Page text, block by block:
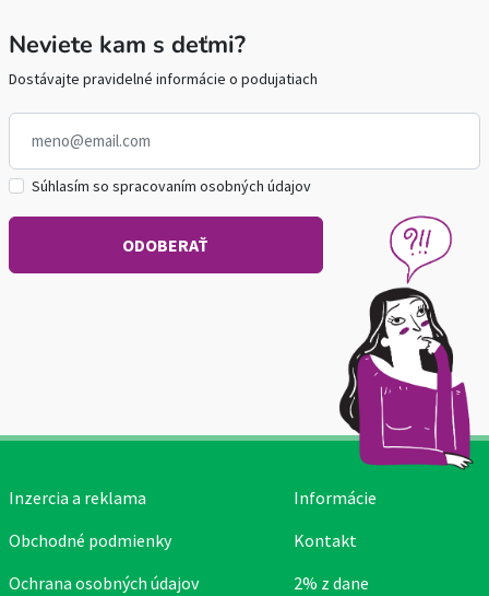
Neviete kam s deťmi?
Dostávajte pravidelné informácie o podujatiach
Súhlasím so spracovaním osobných údajov
Inzercia a reklama
Obchodné podmienky
Ochrana osobných údajov
Informácie
Kontakt
2% z dane